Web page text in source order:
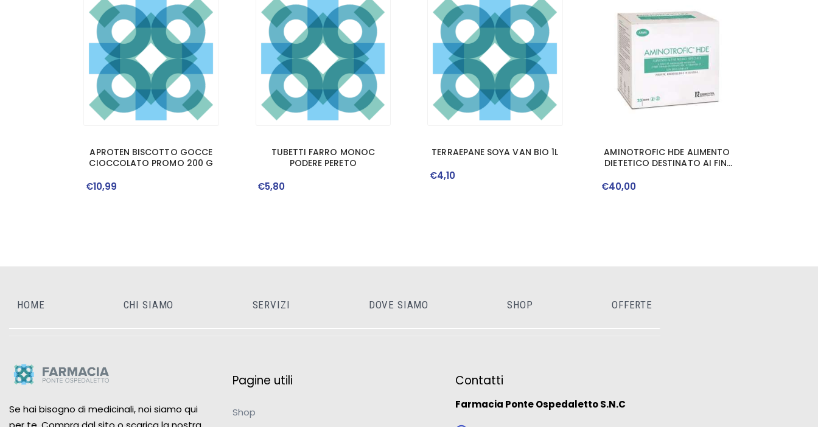
APROTEN BISCOTTO GOCCE
CIOCCOLATO PROMO 200 G
€10,99
TUBETTI FARRO MONOC
PODERE PERETO
€5,80
TERRAEPANE SOYA VAN BIO 1L
€4,10
AMINOTROFIC HDE ALIMENTO
DIETETICO DESTINATO AI FINI
€40,00
HOME CHI SIAMO SERVIZI DOVE SIAMO SHOP OFFERTE
Se hai bisogno di medicinali, noi siamo qui
Pagine utili
Shop
Contatti
Farmacia Ponte Ospedaletto S.N.C